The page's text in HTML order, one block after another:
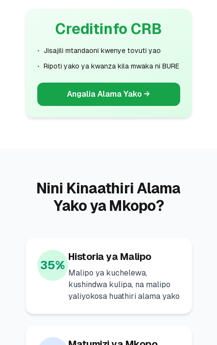
Creditinfo CRB
•
Jisajili mtandaoni kwenye tovuti yao
• Ripoti yako ya kwanza kila mwaka ni BURE
Angalia Alama Yako →
Nini Kinaathiri Alama
Yako ya Mkopo?
35%
Historia ya Malipo
Malipo ya kuchelewa,
kushindwa kulipa, na malipo
yaliyokosa huathiri alama yako